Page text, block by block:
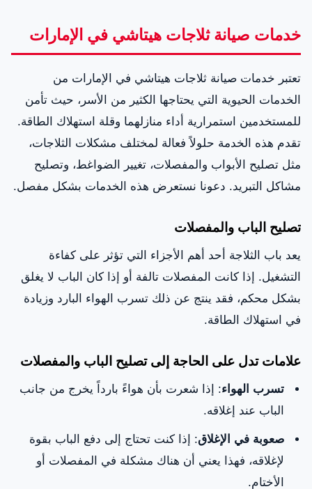
خدمات صيانة ثلاجات هيتاشي في الإمارات
تعتبر خدمات صيانة ثلاجات هيتاشي في الإمارات من
الخدمات الحيوية التي يحتاجها الكثير من الأسر، حيث تأمن
للمستخدمين استمرارية أداء منازلهما وقلة استهلاك الطاقة.
تقدم هذه الخدمة حلولاً فعالة لمختلف مشكلات الثلاجات،
مثل تصليح الأبواب والمفصلات، تغيير الضواغط، وتصليح
مشاكل التبريد. دعونا نستعرض هذه الخدمات بشكل مفصل.
تصليح الباب والمفصلات
يعد باب الثلاجة أحد أهم الأجزاء التي تؤثر على كفاءة
التشغيل. إذا كانت المفصلات تالفة أو إذا كان الباب لا يغلق
بشكل محكم، فقد ينتج عن ذلك تسرب الهواء البارد وزيادة
في استهلاك الطاقة.
علامات تدل على الحاجة إلى تصليح الباب والمفصلات
تسرب الهواء: إذا شعرت بأن هواءً بارداً يخرج من جانب
الباب عند إغلاقه.
صعوبة في الإغلاق: إذا كنت تحتاج إلى دفع الباب بقوة
لإغلاقه، فهذا يعني أن هناك مشكلة في المفصلات أو
الأختام.